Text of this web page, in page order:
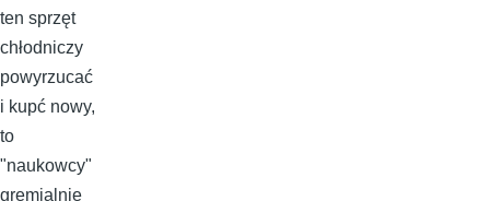
ten sprzęt
chłodniczy
powyrzucać
i kupć nowy,
to
"naukowcy"
gremialnie